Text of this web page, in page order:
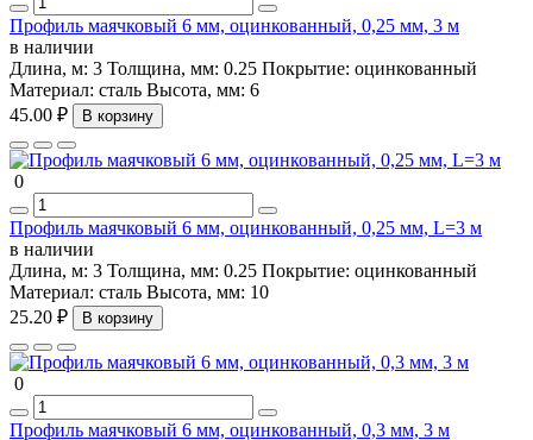
Профиль маячковый 6 мм, оцинкованный, 0,25 мм, 3 м
в наличии
Длина, м: 3 Толщина, мм: 0.25 Покрытие: оцинкованный
Материал: сталь Высота, мм: 6
45.00 ₽
В корзину
0
Профиль маячковый 6 мм, оцинкованный, 0,25 мм, L=3 м
в наличии
Длина, м: 3 Толщина, мм: 0.25 Покрытие: оцинкованный
Материал: сталь Высота, мм: 10
25.20 ₽
В корзину
0
Профиль маячковый 6 мм, оцинкованный, 0,3 мм, 3 м